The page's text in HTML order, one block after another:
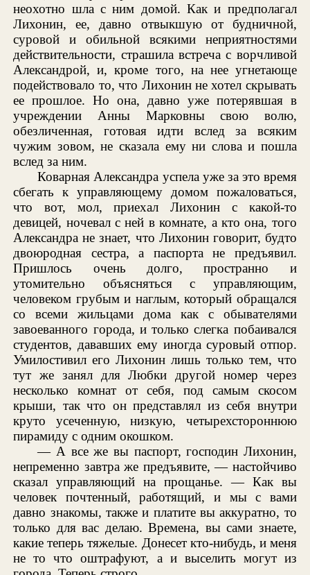
неохотно шла с ним домой. Как и предполагал
Лихонин, ее, давно отвыкшую от будничной,
суровой и обильной всякими неприятностями
действительности, страшила встреча с ворчливой
Александрой, и, кроме того, на нее угнетающе
подействовало то, что Лихонин не хотел скрывать
ее прошлое. Но она, давно уже потерявшая в
учреждении Анны Марковны свою волю,
обезличенная, готовая идти вслед за всяким
чужим зовом, не сказала ему ни слова и пошла
вслед за ним.
Коварная Александра успела уже за это время
сбегать к управляющему домом пожаловаться,
что вот, мол, приехал Лихонин с какой-то
девицей, ночевал с ней в комнате, а кто она, того
Александра не знает, что Лихонин говорит, будто
двоюродная сестра, а паспорта не предъявил.
Пришлось очень долго, пространно и
утомительно объясняться с управляющим,
человеком грубым и наглым, который обращался
со всеми жильцами дома как с обывателями
завоеванного города, и только слегка побаивался
студентов, дававших ему иногда суровый отпор.
Умилостивил его Лихонин лишь только тем, что
тут же занял для Любки другой номер через
несколько комнат от себя, под самым скосом
крыши, так что он представлял из себя внутри
круто усеченную, низкую, четырехстороннюю
пирамиду с одним окошком.
— А все же вы паспорт, господин Лихонин,
непременно завтра же предъявите, — настойчиво
сказал управляющий на прощанье. — Как вы
человек почтенный, работящий, и мы с вами
давно знакомы, также и платите вы аккуратно, то
только для вас делаю. Времена, вы сами знаете,
какие теперь тяжелые. Донесет кто-нибудь, и меня
не то что оштрафуют, а и выселить могут из